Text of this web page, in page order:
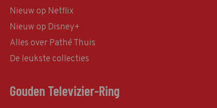
Nieuw op Netflix
Nieuw op Disney+
Alles over Pathé Thuis
De leukste collecties
Gouden Televizier-Ring